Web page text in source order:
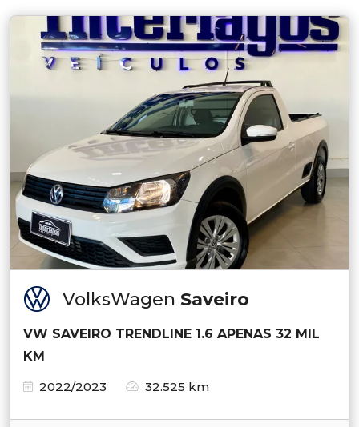
VolksWagen Saveiro
VW SAVEIRO TRENDLINE 1.6 APENAS 32 MIL
KM
2022/2023
32.525 km